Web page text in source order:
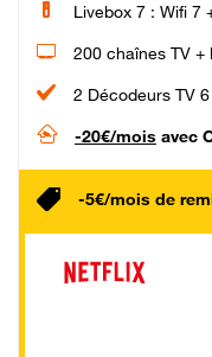
Livebox 7 : Wifi 7
200 chaînes TV +
2 Décodeurs TV 6
-20€/mois avec
-5€/mois de